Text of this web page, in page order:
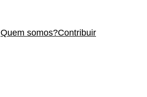
Quem somos?Contribuir